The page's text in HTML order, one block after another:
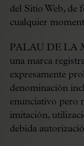
del Sitio Web, de
cualquier
PALAU DE LA
una marca
expresamente
denominación
enunciativo pero
imitación,
debida